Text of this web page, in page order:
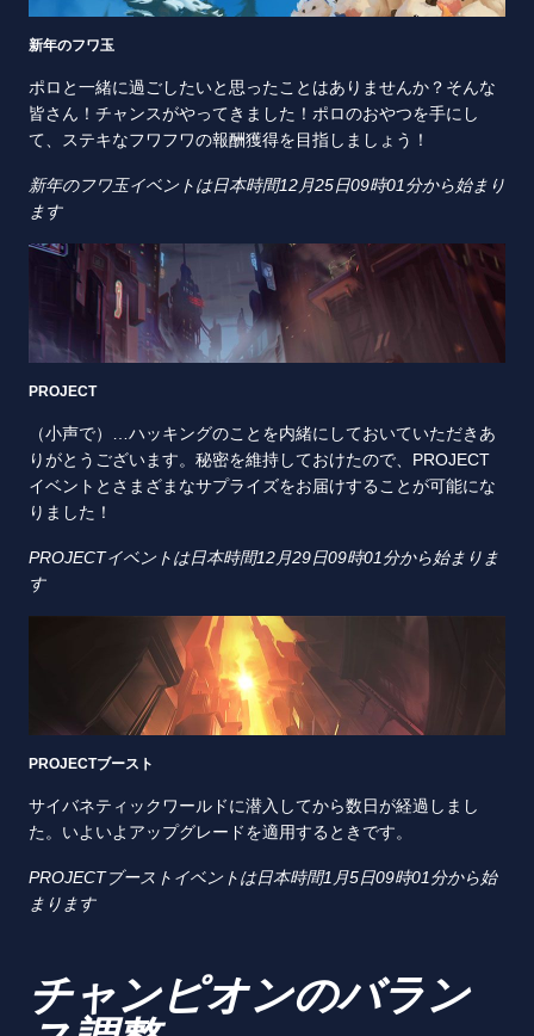
新年のフワ玉
ポロと一緒に過ごしたいと思ったことはありませんか？そんな
皆さん！チャンスがやってきました！ポロのおやつを手にし
て、ステキなフワフワの報酬獲得を目指しましょう！
新年のフワ玉イベントは日本時間12月25日09時01分から始まり
ます
PROJECT
（小声で）…ハッキングのことを内緒にしておいていただきあ
りがとうございます。秘密を維持しておけたので、PROJECT
イベントとさまざまなサプライズをお届けすることが可能にな
りました！
PROJECTイベントは日本時間12月29日09時01分から始まりま
す
PROJECTブースト
サイバネティックワールドに潜入してから数日が経過しまし
た。いよいよアップグレードを適用するときです。
PROJECTブーストイベントは日本時間1月5日09時01分から始
まります
チャンピオンのバラン